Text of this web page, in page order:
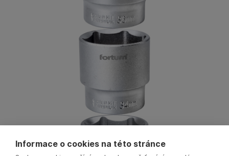
Informace o cookies na této stránce